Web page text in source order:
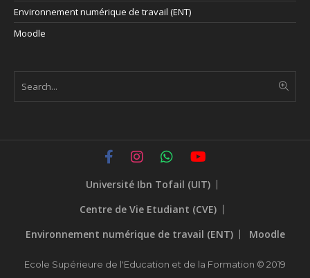
Environnement numérique de travail (ENT)
Moodle
Université Ibn Tofail (UIT)
Centre de Vie Etudiant (CVE)
Environnement numérique de travail (ENT)
Moodle
Ecole Supérieure de l'Education et de la Formation © 2019